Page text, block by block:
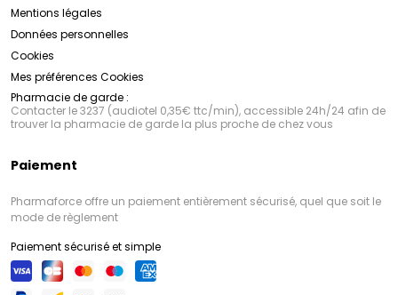
Mentions légales
Données personnelles
Cookies
Mes préférences Cookies
Pharmacie de garde :
Contacter le 3237 (audiotel 0,35€ ttc/min), accessible 24h/24 afin de
trouver la pharmacie de garde la plus proche de chez vous
Paiement
Pharmaforce offre un paiement entièrement sécurisé, quel que soit le
mode de règlement
Paiement sécurisé et simple